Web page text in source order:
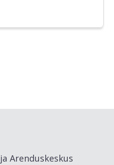
Arenduskeskus